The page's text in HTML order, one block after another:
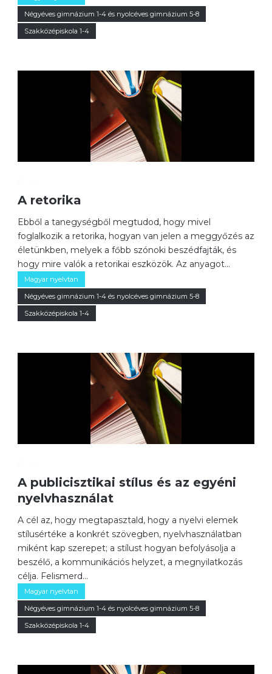
Négyéves gimnázium 1-4 és nyolcéves gimnázium 5-8
Szakközépiskola 1-4
A retorika
Ebből a tanegységből megtudod, hogy mivel
foglalkozik a retorika, hogyan van jelen a meggyőzés az
életünkben, melyek a főbb szónoki beszédfajták, és
hogy mire valók a retorikai eszközök. Az anyagot...
Magyar nyelvtan
Négyéves gimnázium 1-4 és nyolcéves gimnázium 5-8
Szakközépiskola 1-4
A publicisztikai stílus és az egyéni
nyelvhasználat
A cél az, hogy megtapasztald, hogy a nyelvi elemek
stílusértéke a konkrét szövegben, nyelvhasználatban
miként kap szerepet; a stílust hogyan befolyásolja a
beszélő, a kommunikációs helyzet, a megnyilatkozás
célja. Felismerd...
Magyar nyelvtan
Négyéves gimnázium 1-4 és nyolcéves gimnázium 5-8
Szakközépiskola 1-4